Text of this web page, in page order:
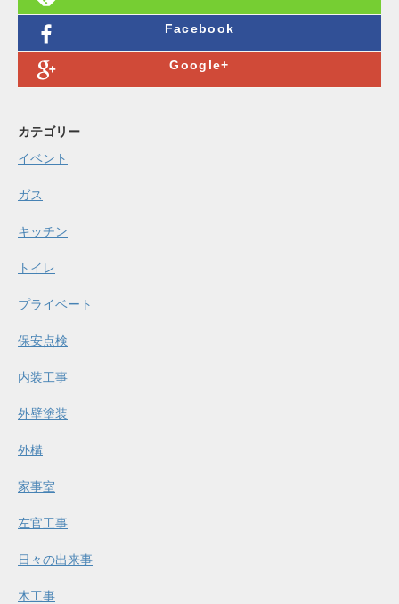
Facebook
Google+
カテゴリー
イベント
ガス
キッチン
トイレ
プライベート
保安点検
内装工事
外壁塗装
外構
家事室
左官工事
日々の出来事
木工事